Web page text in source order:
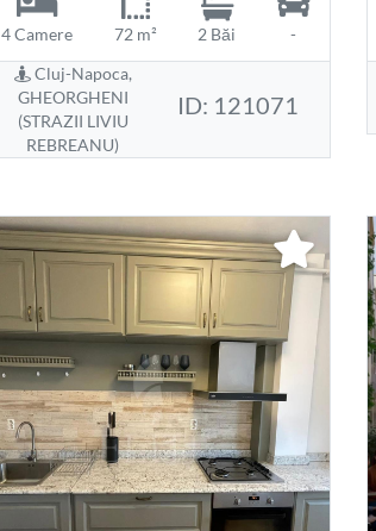
4 Camere 72 m² 2 Băi
-
Cluj-Napoca,
GHEORGHENI
(STRAZII LIVIU
REBREANU)
ID: 121071